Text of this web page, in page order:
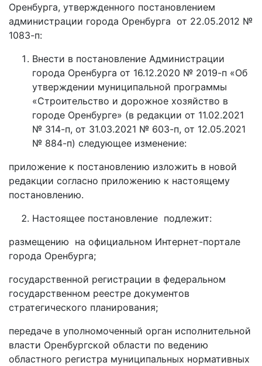
Оренбурга, утвержденного постановлением
администрации города Оренбурга от 22.05.2012 №
1083-п:
Внести в постановление Администрации
города Оренбурга от 16.12.2020 № 2019-п «Об
утверждении муниципальной программы
«Строительство и дорожное хозяйство в
городе Оренбурге» (в редакции от 11.02.2021
№ 314-п, от 31.03.2021 № 603-п, от 12.05.2021
№ 884-п) следующее изменение:
приложение к постановлению изложить в новой
редакции согласно приложению к настоящему
постановлению.
Настоящее постановление подлежит:
размещению на официальном Интернет-портале
города Оренбурга;
государственной регистрации в федеральном
государственном реестре документов
стратегического планирования;
передаче в уполномоченный орган исполнительной
власти Оренбургской области по ведению
областного регистра муниципальных нормативных